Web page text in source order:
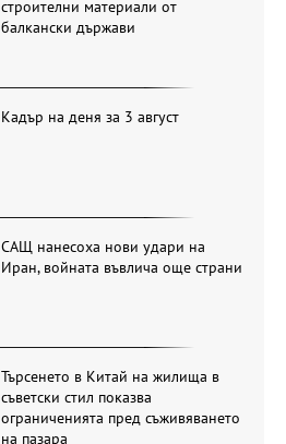
строителни материали от
балкански държави
Кадър на деня за 3 август
САЩ нанесоха нови удари на
Иран, войната въвлича още страни
Търсенето в Китай на жилища в
съветски стил показва
ограниченията пред съживяването
на пазара